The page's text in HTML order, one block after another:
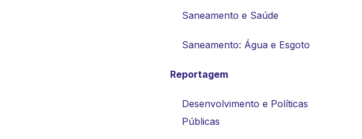
Saneamento e Saúde
Saneamento: Água e Esgoto
Reportagem
Desenvolvimento e Políticas
Públicas